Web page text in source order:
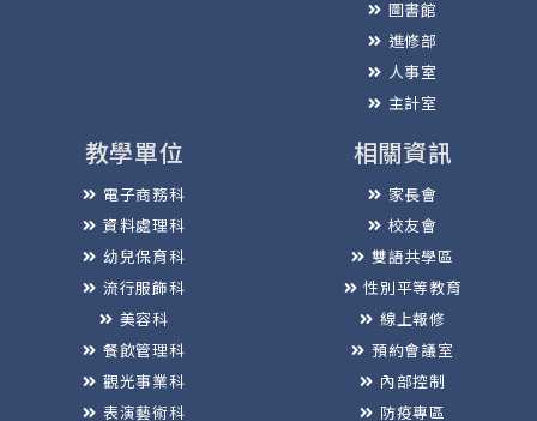
圖書館
進修部
人事室
主計室
教學單位
電子商務科
資料處理科
幼兒保育科
流行服飾科
美容科
餐飲管理科
觀光事業科
表演藝術科
相關資訊
家長會
校友會
雙語共學區
性別平等教育
線上報修
預約會議室
內部控制
防疫專區